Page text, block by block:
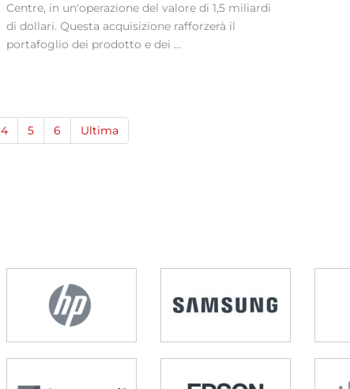
Centre, in un'operazione del valore di 1,5 miliardi
di dollari. Questa acquisizione rafforzerà il
portafoglio dei prodotto e dei ...
4 5 6 Ultima